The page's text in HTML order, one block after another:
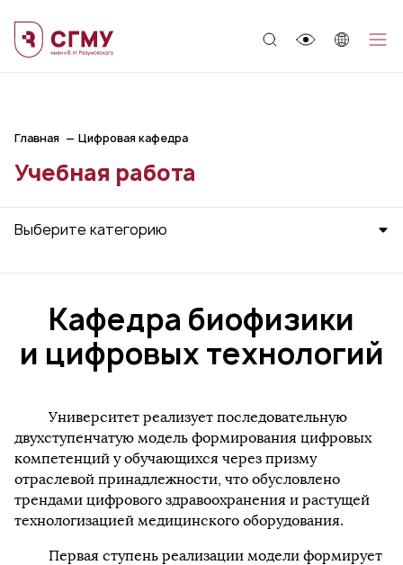
Главная Цифровая кафедра
Учебная работа
Выберите категорию
Кафедра биофизики
и цифровых технологий
Университет реализует последовательную
двухступенчатую модель формирования цифровых
компетенций у обучающихся через призму
отраслевой принадлежности, что обусловлено
трендами цифрового здравоохранения и растущей
технологизацией медицинского оборудования.
Первая ступень реализации модели формирует